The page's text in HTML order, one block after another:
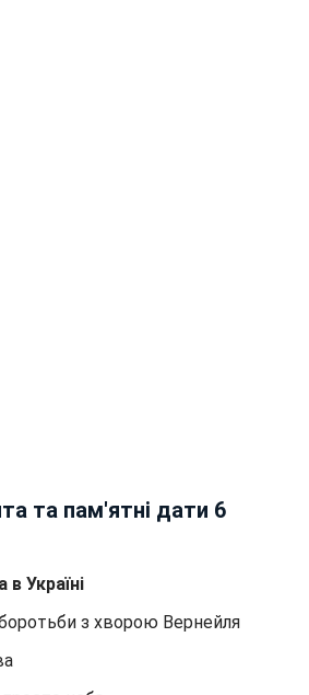
та пам'ятні дати 6
Україні
з хворою Вернейля